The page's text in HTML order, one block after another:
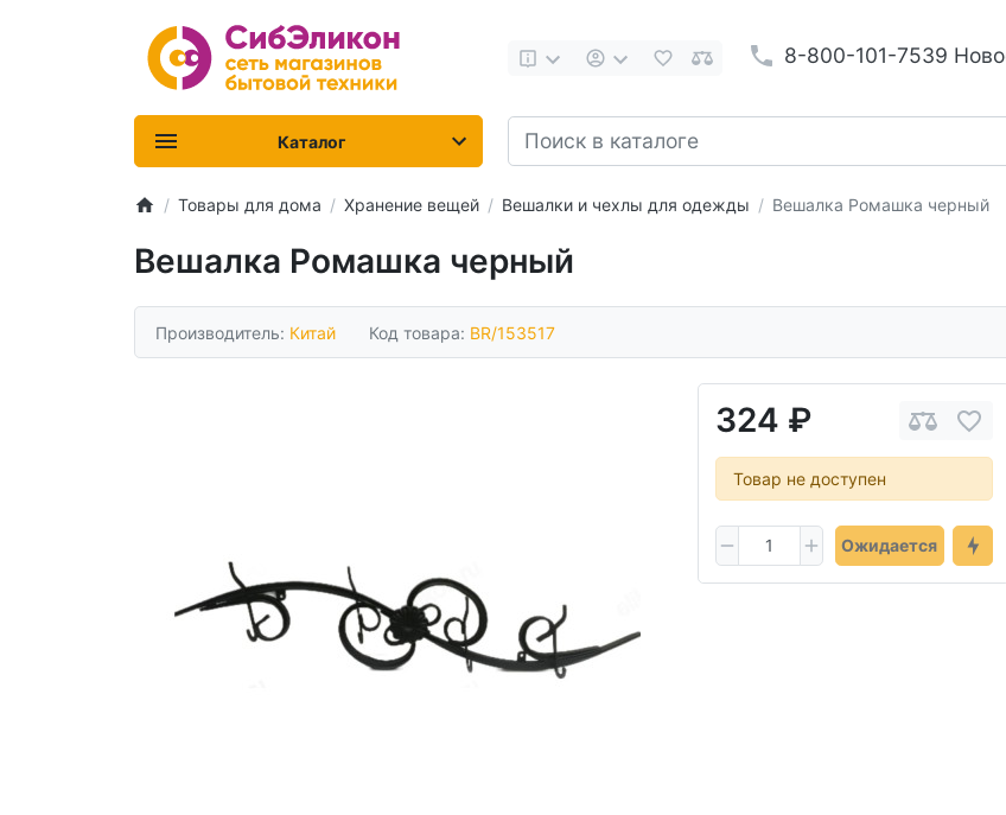
8-800-101-7539
Каталог
Товары для дома Хранение вещей Вешалки и чехлы для одежды Вешалка Ромашка черный
Вешалка Ромашка черный
Производитель: Китай Код товара: BR/153517
324 ₽
Товар не доступен
Ожидается